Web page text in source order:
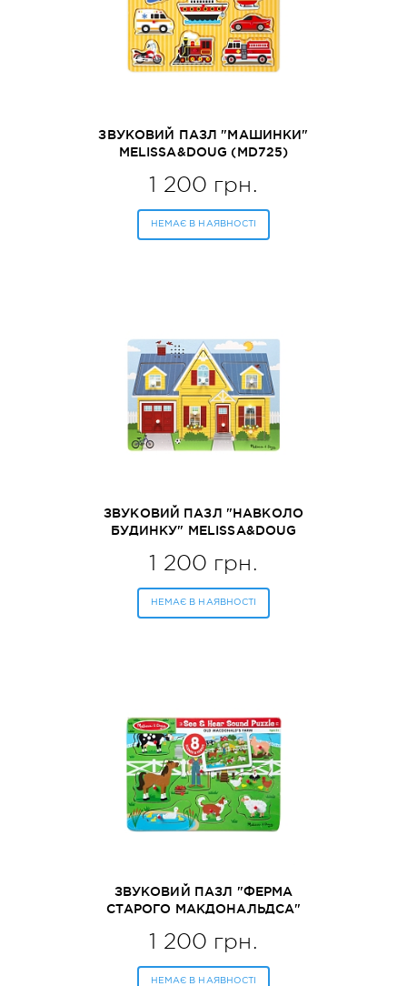
ЗВУКОВИЙ ПАЗЛ "МАШИНКИ"
MELISSA&DOUG (MD725)
1 200 грн.
НЕМАЄ В НАЯВНОСТІ
ЗВУКОВИЙ ПАЗЛ "НАВКОЛО
БУДИНКУ" MELISSA&DOUG
1 200 грн.
НЕМАЄ В НАЯВНОСТІ
ЗВУКОВИЙ ПАЗЛ "ФЕРМА
СТАРОГО МАКДОНАЛЬДСА"
1 200 грн.
НЕМАЄ В НАЯВНОСТІ